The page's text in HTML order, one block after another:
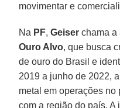
movimentar e
Na PF,Geiser chama a
Ouro Alvo, que busca
de ouro do Brasil e
2019 a junho de 2022,
metal em operações no
com a região do país. A